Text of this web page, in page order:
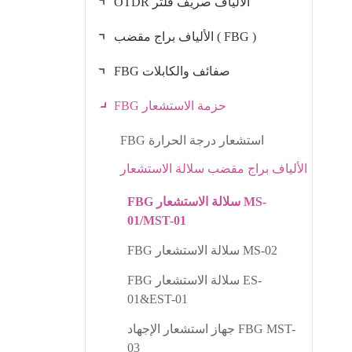
الألياف براج مقضب ( FBG )
FBG صفائف والكابلات
FBG حزمة الاستشعار
FBG استشعار درجة الحرارة
الألياف براج مقضب سلالة الاستشعار
FBG سلالة الاستشعار MS-
01/MST-01
FBG سلالة الاستشعار MS-02
FBG سلالة الاستشعار ES-
01&EST-01
جهاز استشعار الإجهاد FBG MST-
03